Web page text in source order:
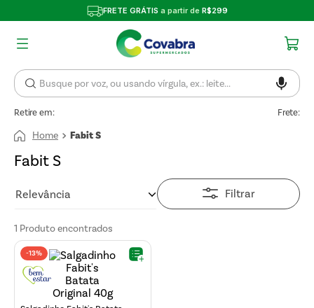
FRETE GRÁTIS a partir de R$299
Retire em: Frete:
Fabit S
Fabit S
Relevância Filtrar
1 Produto
-13%